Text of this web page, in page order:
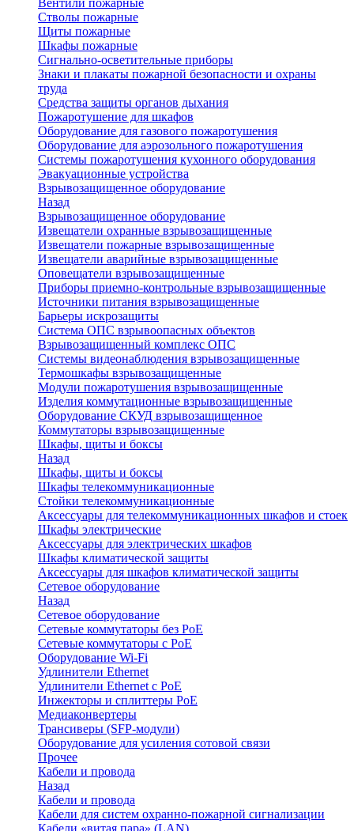
Вентили пожарные
Стволы пожарные
Щиты пожарные
Шкафы пожарные
Сигнально-осветительные приборы
Знаки и плакаты пожарной безопасности и охраны
труда
Средства защиты органов дыхания
Пожаротушение для шкафов
Оборудование для газового пожаротушения
Оборудование для аэрозольного пожаротушения
Системы пожаротушения кухонного оборудования
Эвакуационные устройства
Взрывозащищенное оборудование
Назад
Взрывозащищенное оборудование
Извещатели охранные взрывозащищенные
Извещатели пожарные взрывозащищенные
Извещатели аварийные взрывозащищенные
Оповещатели взрывозащищенные
Приборы приемно-контрольные взрывозащищенные
Источники питания взрывозащищенные
Барьеры искрозащиты
Система ОПС взрывоопасных объектов
Взрывозащищенный комплекс ОПС
Системы видеонаблюдения взрывозащищенные
Термошкафы взрывозащищенные
Модули пожаротушения взрывозащищенные
Изделия коммутационные взрывозащищенные
Оборудование СКУД взрывозащищенное
Коммутаторы взрывозащищенные
Шкафы, щиты и боксы
Назад
Шкафы, щиты и боксы
Шкафы телекоммуникационные
Стойки телекоммуникационные
Аксессуары для телекоммуникационных шкафов и стоек
Шкафы электрические
Аксессуары для электрических шкафов
Шкафы климатической защиты
Аксессуары для шкафов климатической защиты
Сетевое оборудование
Назад
Сетевое оборудование
Сетевые коммутаторы без PoE
Сетевые коммутаторы с PoE
Оборудование Wi-Fi
Удлинители Ethernet
Удлинители Ethernet с PoE
Инжекторы и сплиттеры PoE
Медиаконвертеры
Трансиверы (SFP-модули)
Оборудование для усиления сотовой связи
Прочее
Кабели и провода
Назад
Кабели и провода
Кабели для систем охранно-пожарной сигнализации
Кабели «витая пара» (LAN)